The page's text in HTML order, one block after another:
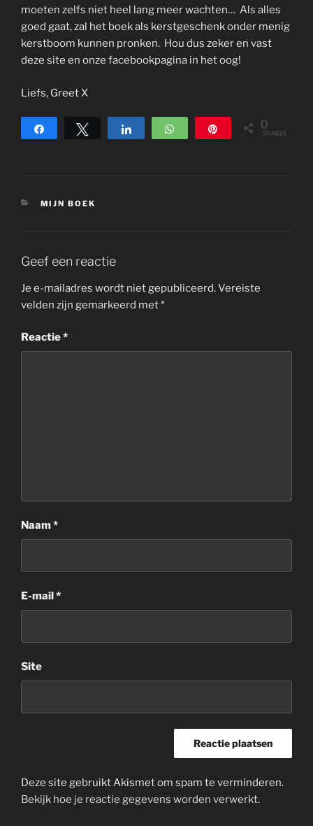
moeten zelfs niet heel lang meer wachten… Als alles
goed gaat, zal het boek als kerstgeschenk onder menig
kerstboom kunnen pronken. Hou dus zeker en vast
deze site en onze facebookpagina in het oog!
Liefs, Greet X
Share Tweet Share WhatsApp 0
SHARES
CATEGORIEËN
MIJN BOEK
Geef een reactie
Je e-mailadres wordt niet gepubliceerd.Vereiste
velden zijn gemarkeerd met*
Reactie*
Naam*
E-mail*
Site
Deze site gebruikt Akismet om spam te verminderen.
Bekijk hoe je reactie gegevens worden verwerkt.